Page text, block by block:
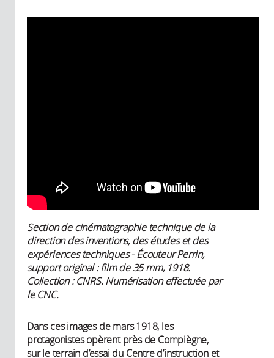
Section de cinématographie technique de la
direction des inventions, des études et des
expériences techniques - Écouteur Perrin,
support original : film de 35 mm, 1918.
Collection : CNRS. Numérisation effectuée par
le CNC.
Dans ces images de mars 1918, les
protagonistes opèrent près de Compiègne,
sur le terrain d’essai du Centre d’instruction et